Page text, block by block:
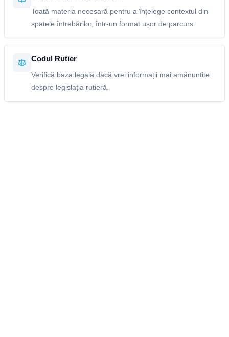
Toată materia necesară pentru a înțelege contextul din
spatele întrebărilor, într-un format ușor de parcurs.
Codul Rutier
Verifică baza legală dacă vrei informații mai amănunțite
despre legislația rutieră.